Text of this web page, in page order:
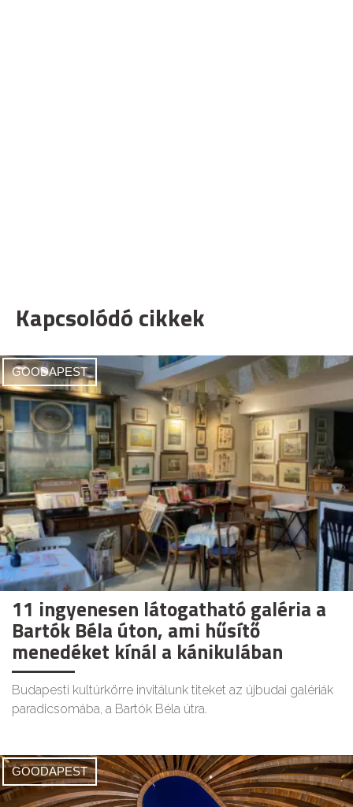
Kapcsolódó cikkek
GOODAPEST
11 ingyenesen látogatható galéria a
Bartók Béla úton, ami hűsítő
menedéket kínál a kánikulában
Budapesti kultúrkörre invitálunk titeket az újbudai galériák
paradicsomába, a Bartók Béla útra.
GOODAPEST